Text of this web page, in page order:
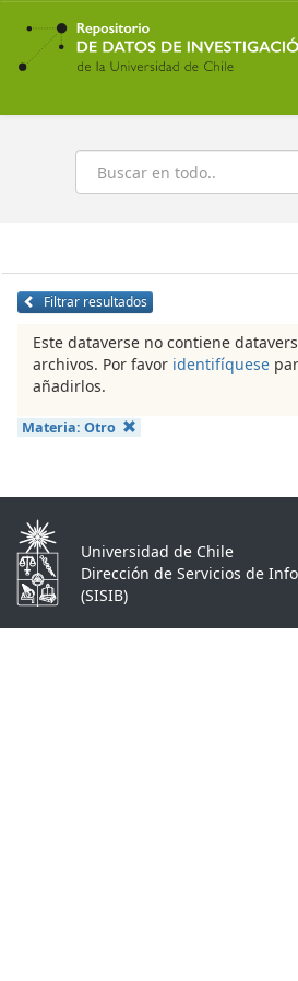
Ir
contenido
principal
Buscar
Filtrar resultados
Este dataverse no contiene
archivos. Por favor identifíquese
añadirlos.
Materia: Otro
Universidad de Chile
Dirección de Servicios de
(SISIB)